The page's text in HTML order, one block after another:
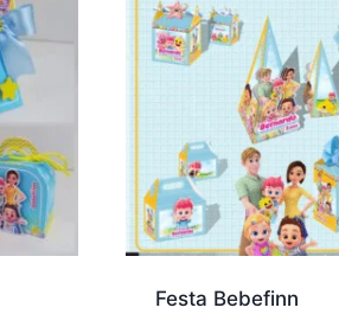
Festa Bebefinn